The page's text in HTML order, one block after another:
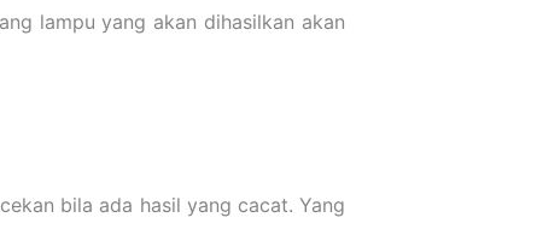
lampu yang akan dihasilkan akan
bila ada hasil yang cacat. Yang